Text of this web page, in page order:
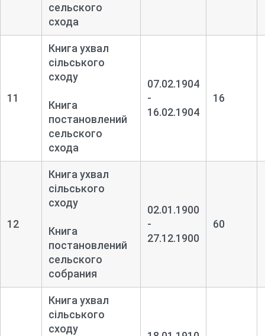
сельского
схода
11
Книга ухвал
сільського
сходу
Книга
постановлений
сельского
схода
07.02.1904
-
16.02.1904
16
12
Книга ухвал
сільського
сходу
Книга
постановлений
сельского
собрания
02.01.1900
-
27.12.1900
60
Книга ухвал
сільського
сходу